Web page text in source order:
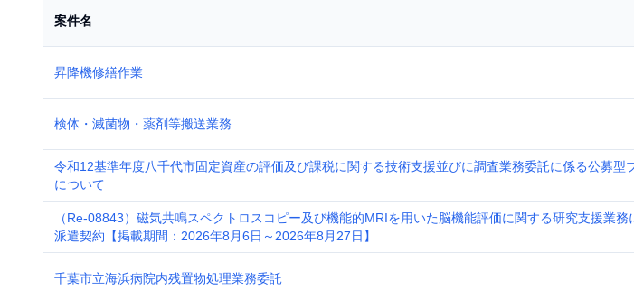
案件名
昇降機修繕作業
検体・滅菌物・薬剤等搬送業務
令和12基準年度八千代市固定資産の評価及び課税に関する技術支援並びに調査業務委託に係る公募型
について
（Re-08843）磁気共鳴スペクトロスコピー及び機能的MRIを用いた脳機能評価に関する研究支援業務
派遣契約【掲載期間：2026年8月6日～2026年8月27日】
千葉市立海浜病院内残置物処理業務委託